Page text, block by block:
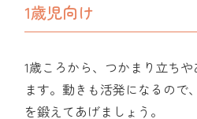
1歳児向け
1歳ころから、つかまり立ち
ます。動きも活発になるので
を鍛えてあげましょう。